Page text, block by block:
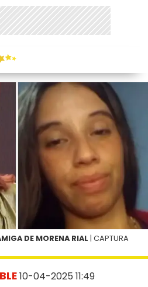
10-04-2025 11:49
DE MORENA RIAL | CAPTURA